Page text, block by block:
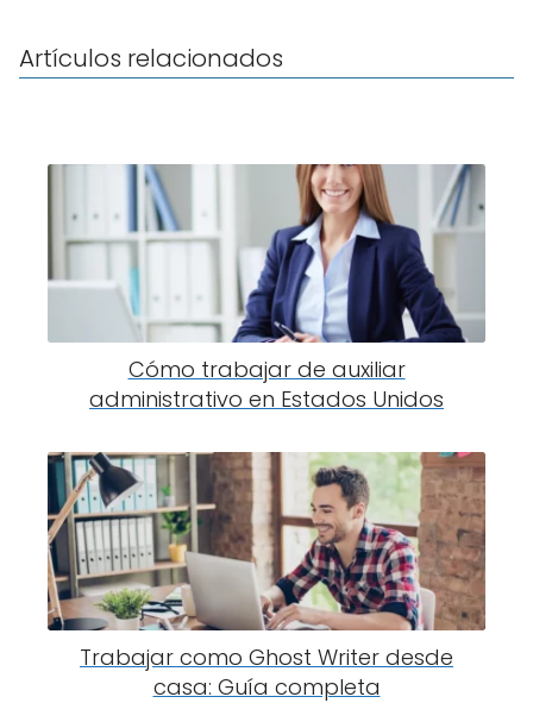
Artículos relacionados
Cómo trabajar de auxiliar
administrativo en Estados Unidos
Trabajar como Ghost Writer desde
casa: Guía completa